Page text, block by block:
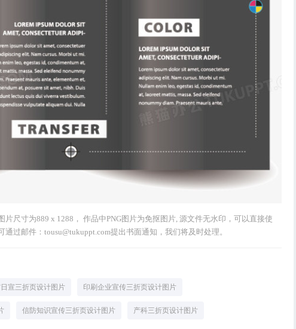
尺寸为889 x 1288， 作品中PNG图片为免抠图片, 源文件无水印，可以直接使
过邮件：tousu@tukuppt.com提出书面通知，我们将及时处理。
宣三折页设计图片 印刷企业宣传三折页设计图片
信防知识宣传三折页设计图片 产科三折页设计图片